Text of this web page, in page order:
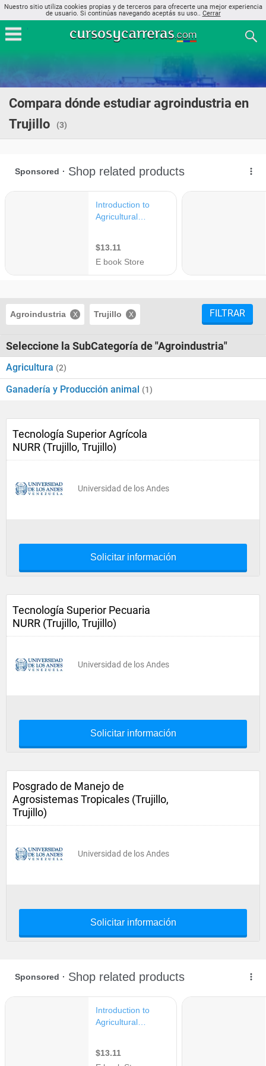
Nuestro sitio utiliza cookies propias y de terceros para ofrecerte una mejor experiencia
de usuario. Si continúas navegando aceptás su uso.. Cerrar
Compara dónde estudiar agroindustria en
Trujillo
(3)
Agroindustria Trujillo FILTRAR
Seleccione la SubCategoría de "Agroindustria"
Agricultura (2)
Ganadería y Producción animal (1)
Tecnología Superior Agrícola
NURR (Trujillo, Trujillo)
Universidad de los Andes
Solicitar información
Tecnología Superior Pecuaria
NURR (Trujillo, Trujillo)
Universidad de los Andes
Solicitar información
Posgrado de Manejo de
Agrosistemas Tropicales (Trujillo,
Trujillo)
Universidad de los Andes
Solicitar información